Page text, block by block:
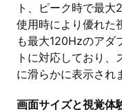
ト、ピーク時で最
使用時により優れた
も最大120Hzのアダ
トに対応しており
に滑らかに表示され
画面サイズと視覚体